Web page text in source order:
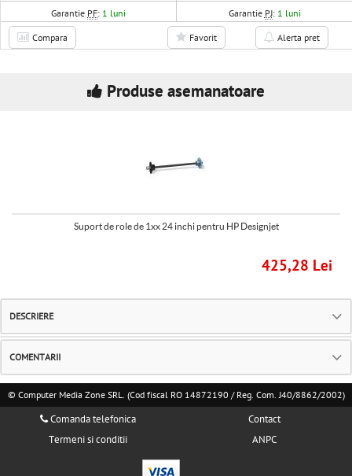
Garantie PF: 1 luni Garantie PJ: 1 luni
Compara Favorit Alerta pret
Produse asemanatoare
Suport de role de 1xx 24 inchi pentru HP Designjet
425,28 Lei
DESCRIERE
COMENTARII
© Computer Media Zone SRL. (Cod fiscal RO 14872190 / Reg. Com. J40/8862/2002)
Comanda telefonica
Termeni si conditii
Contact
ANPC